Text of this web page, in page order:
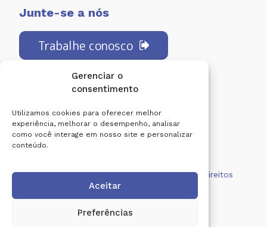
Gerenciar o
consentimento
Utilizamos cookies para oferecer melhor
experiência, melhorar o desempenho, analisar
como você interage em nosso site e personalizar
conteúdo.
Aceitar
Preferências
Junte-se a nós
Trabalhe conosco
Redes Sociais:
Centro de Diagnóstico Lucilo Ávila. Todos os direitos
Desenvolvido por